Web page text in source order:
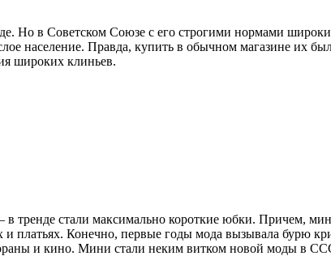
Но в Советском Союзе с его строгими нормами
население. Правда, купить в обычном магазине их
широких клиньев.
тренде стали максимально короткие юбки. Причем,
и платьях. Конечно, первые годы мода вызывала бурю
и кино. Мини стали неким витком новой моды в